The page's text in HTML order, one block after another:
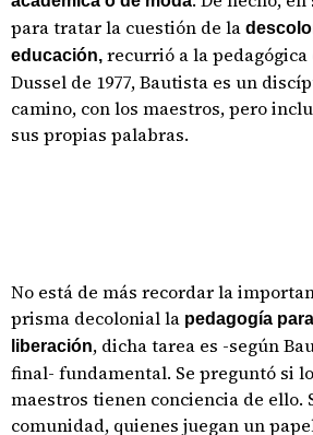
para tratar la cuestión de la
educación, recurrió a la
Dussel de 1977, Bautista es un
camino, con los maestros, pero
sus propias palabras.
No está de más recordar la
prisma decolonial la pedagogía
liberación, dicha tarea es -según
final- fundamental. Se preguntó si
maestros tienen conciencia de ello.
comunidad, quienes juegan un